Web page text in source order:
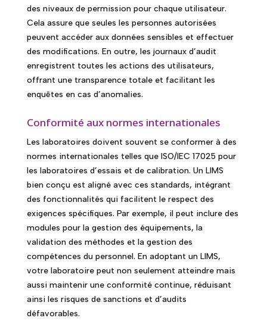
des niveaux de permission pour chaque utilisateur.
Cela assure que seules les personnes autorisées
peuvent accéder aux données sensibles et effectuer
des modifications. En outre, les journaux d’audit
enregistrent toutes les actions des utilisateurs,
offrant une transparence totale et facilitant les
enquêtes en cas d’anomalies.
Conformité aux normes internationales
Les laboratoires doivent souvent se conformer à des
normes internationales telles que ISO/IEC 17025 pour
les laboratoires d’essais et de calibration. Un LIMS
bien conçu est aligné avec ces standards, intégrant
des fonctionnalités qui facilitent le respect des
exigences spécifiques. Par exemple, il peut inclure des
modules pour la gestion des équipements, la
validation des méthodes et la gestion des
compétences du personnel. En adoptant un LIMS,
votre laboratoire peut non seulement atteindre mais
aussi maintenir une conformité continue, réduisant
ainsi les risques de sanctions et d’audits
défavorables.